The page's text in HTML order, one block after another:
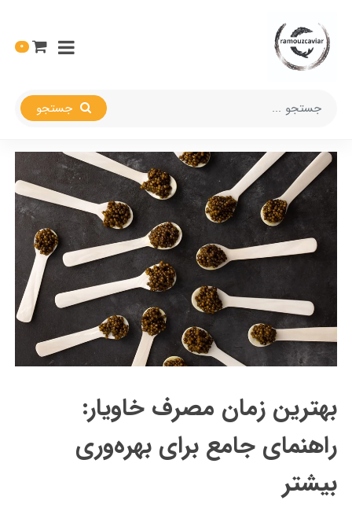
0
بهترین زمان مصرف خاویار:
راهنمای جامع برای بهره‌وری
بیشتر